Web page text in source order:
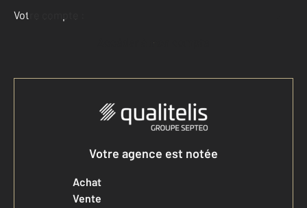
Votre compte :
Accéder à mon compte
Votre agence est notée
Achat
Vente